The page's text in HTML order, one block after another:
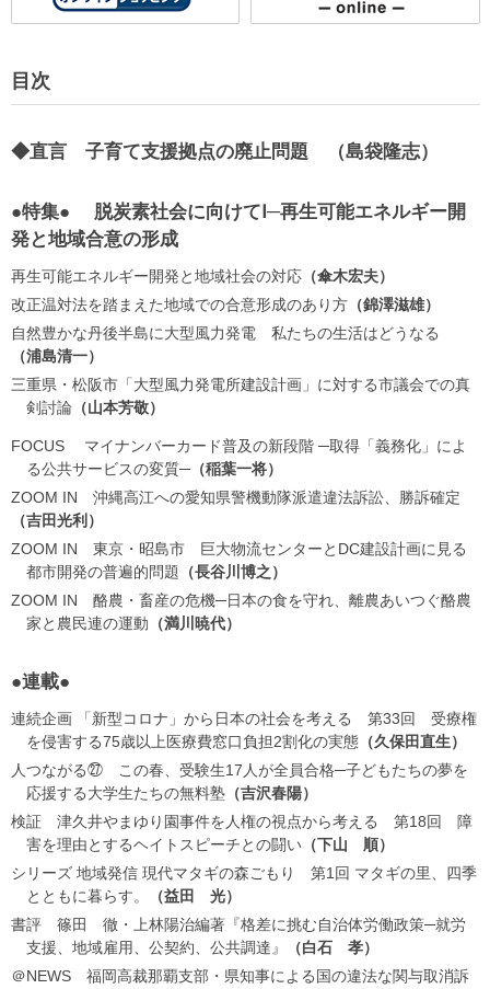
目次
◆直言 子育て支援拠点の廃止問題 島袋隆志
●特集● 脱炭素社会に向けてⅠ─再生可能エネルギー開
発と地域合意の形成
再生可能エネルギー開発と地域社会の対応傘木宏夫
改正温対法を踏まえた地域での合意形成のあり方錦澤滋雄
自然豊かな丹後半島に大型風力発電 私たちの生活はどうなる
浦島清一
三重県・松阪市「大型風力発電所建設計画」に対する市議会での真
剣討論山本芳敬
FOCUS マイナンバーカード普及の新段階 ─取得「義務化」によ
る公共サービスの変質─稲葉一将
ZOOM IN 沖縄高江への愛知県警機動隊派遣違法訴訟、勝訴確定
吉田光利
ZOOM IN 東京・昭島市 巨大物流センターとDC建設計画に見る
都市開発の普遍的問題長谷川博之
ZOOM IN 酪農・畜産の危機─日本の食を守れ、離農あいつぐ酪農
家と農民連の運動満川暁代
●連載●
連続企画 「新型コロナ」から日本の社会を考える 第33回 受療権
を侵害する75歳以上医療費窓口負担2割化の実態久保田直生
人つながる㉗ この春、受験生17人が全員合格─子どもたちの夢を
応援する大学生たちの無料塾吉沢春陽
検証 津久井やまゆり園事件を人権の視点から考える 第18回 障
害を理由とするヘイトスピーチとの闘い下山 順
シリーズ 地域発信 現代マタギの森ごもり 第1回 マタギの里、四季
とともに暮らす。益田 光
書評 篠田 徹・上林陽治編著『格差に挑む自治体労働政策─就労
支援、地域雇用、公契約、公共調達』白石 孝
＠NEWS 福岡高裁那覇支部・県知事による国の違法な関与取消訴